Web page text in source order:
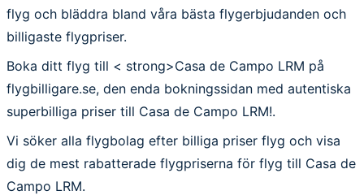
flyg och bläddra bland våra bästa flygerbjudanden och
billigaste flygpriser.
Boka ditt flyg till < strong>Casa de Campo LRM på
flygbilligare.se, den enda bokningssidan med autentiska
superbilliga priser till Casa de Campo LRM!.
Vi söker alla flygbolag efter billiga priser flyg och visa
dig de mest rabatterade flygpriserna för flyg till Casa de
Campo LRM.